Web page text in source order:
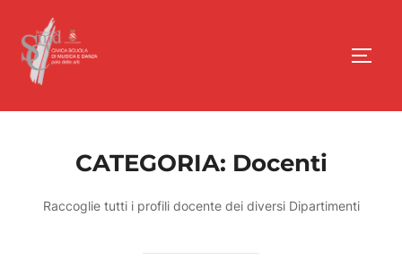
contenuto
CATEGORIA: Docenti
Raccoglie tutti i profili docente dei diversi Dipartimenti